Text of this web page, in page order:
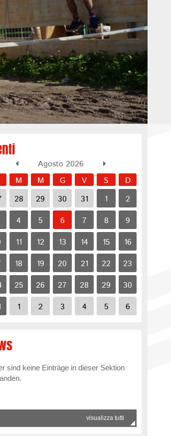
Agosto 2026
M M G V S D
28 29 30 31 1 2
4 5 6 7 8 9
11 12 13 14 15 16
18 19 20 21 22 23
25 26 27 28 29 30
1 2 3 4 5 6
sind keine Einträge in dieser Sektion
visualizza tutti